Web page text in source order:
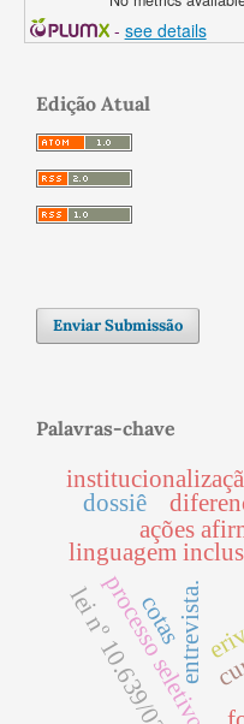
- see details
Edição Atual
Enviar Submissão
Palavras-chave
linguagem
ações
cotas
processo seletivo
entrevista.
lei nº 10.639/03
dossiê